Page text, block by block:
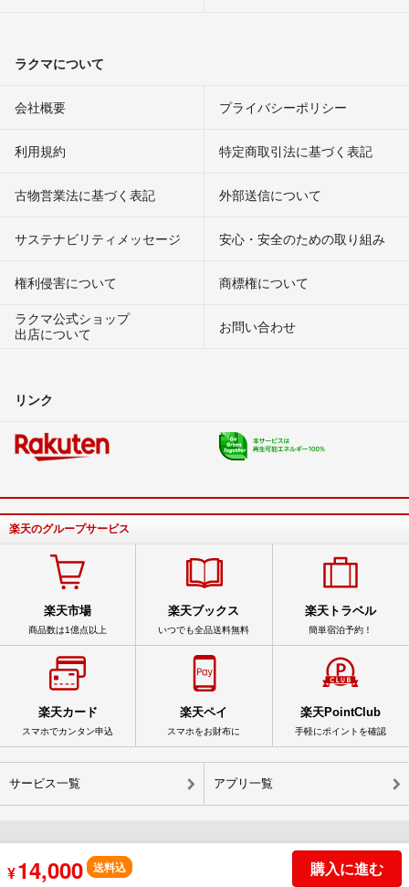
¥14,000 送料込 購入に進む
ラクマについて
会社概要 プライバシーポリシー
利用規約 特定商取引法に基づく表記
古物営業法に基づく表記 外部送信について
サステナビリティメッセージ 安心・安全のための取り組み
権利侵害について
商標権について
ラクマ公式ショップ
出店について
お問い合わせ
リンク
楽天のグループサービス
楽天市場
商品数は1億点以上
楽天ブックス
いつでも全品送料無料
楽天トラベル
簡単宿泊予約！
楽天カード
スマホでカンタン申込
楽天ペイ
スマホをお財布に
楽天PointClub
手軽にポイントを確認
サービス一覧 アプリ一覧